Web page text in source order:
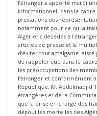
l’étranger a apporté mardi
informationnel, dans le
prestations des
notamment pour ce qui a
Algériens décédés à
articles de presse et la
d’éviter tout amalgame
de rappeler que dans le
les préoccupations des
l’étranger et conformément
République, M. Abdelmadjid
étrangères et de la
que la prise en charge des
dépouilles mortelles des